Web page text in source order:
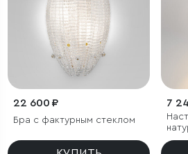
22 600 ₽
Бра с фактурным стеклом
7